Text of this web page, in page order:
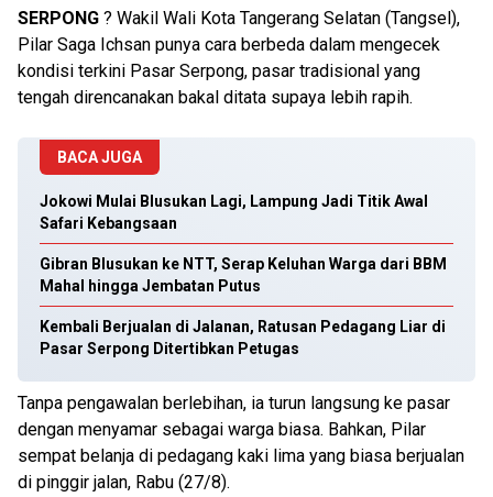
SERPONG ? Wakil Wali Kota Tangerang Selatan (Tangsel),
Pilar Saga Ichsan punya cara berbeda dalam mengecek
kondisi terkini Pasar Serpong, pasar tradisional yang
tengah direncanakan bakal ditata supaya lebih rapih.
BACA JUGA
Jokowi Mulai Blusukan Lagi, Lampung Jadi Titik Awal
Safari Kebangsaan
Gibran Blusukan ke NTT, Serap Keluhan Warga dari BBM
Mahal hingga Jembatan Putus
Kembali Berjualan di Jalanan, Ratusan Pedagang Liar di
Pasar Serpong Ditertibkan Petugas
Tanpa pengawalan berlebihan, ia turun langsung ke pasar
dengan menyamar sebagai warga biasa. Bahkan, Pilar
sempat belanja di pedagang kaki lima yang biasa berjualan
di pinggir jalan, Rabu (27/8).